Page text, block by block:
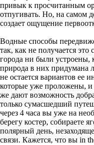
привык к просчитанным
отпугивать. Но, на самом
создает ощущение
Водные способы
так, как не получается это
города ни были
природа в них придумана
не остается вариантов ее
которые уже проложены, и
же дают возможность
только сумасшедший
через 4 часа вы уже на
берегу костер, собираете
полярный день,
связи. Кажется, что вы in